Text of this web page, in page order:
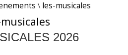
\ les-musicales
2026